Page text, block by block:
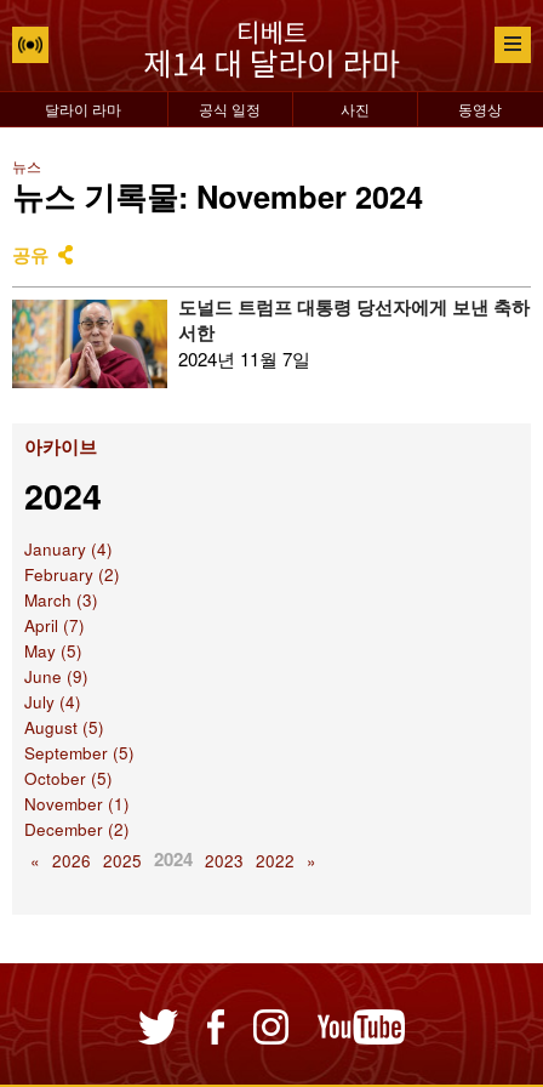
달라이 라마 공식 일정 사진 동영상
뉴스
뉴스 기록물: November 2024
공유
도널드 트럼프 대통령 당선자에게 보낸 축하
서한
2024년 11월 7일
아카이브
2024
January (4)
February (2)
March (3)
April (7)
May (5)
June (9)
July (4)
August (5)
September (5)
October (5)
November (1)
December (2)
« 2026 2025 2024 2023 2022 »